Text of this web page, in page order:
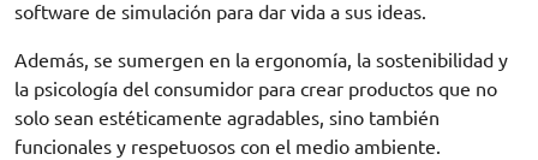
software de simulación para dar vida a sus ideas.
Además, se sumergen en la ergonomía, la sostenibilidad y
la psicología del consumidor para crear productos que no
solo sean estéticamente agradables, sino también
funcionales y respetuosos con el medio ambiente.